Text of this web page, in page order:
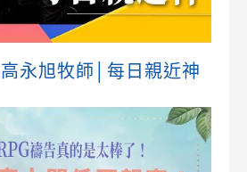
永旭牧師│每日親近神